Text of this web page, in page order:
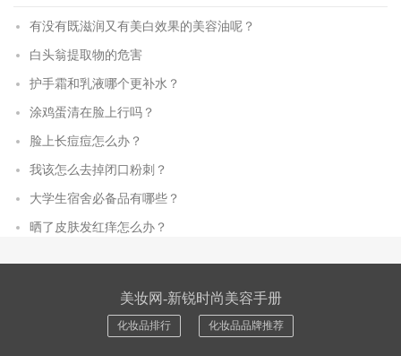
有没有既滋润又有美白效果的美容油呢？
白头翁提取物的危害
护手霜和乳液哪个更补水？
涂鸡蛋清在脸上行吗？
脸上长痘痘怎么办？
我该怎么去掉闭口粉刺？
大学生宿舍必备品有哪些？
晒了皮肤发红痒怎么办？
美妆网-新锐时尚美容手册
化妆品排行 化妆品品牌推荐